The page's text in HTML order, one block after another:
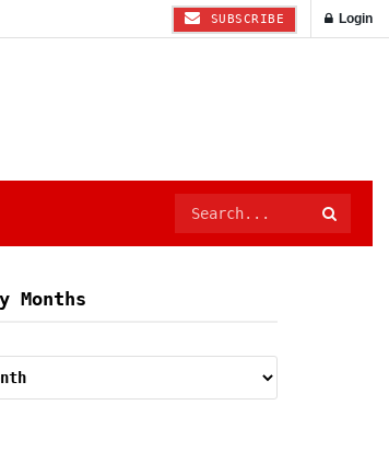
SUBSCRIBE Login
Months